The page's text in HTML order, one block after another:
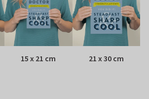
15 x 21 cm 21 x 30 cm